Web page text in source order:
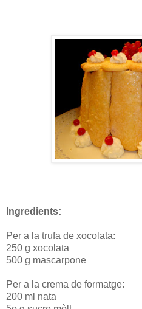
Ingredients:
Per a la trufa de xocolata:
250 g xocolata
500 g mascarpone
Per a la crema de formatge:
200 ml nata